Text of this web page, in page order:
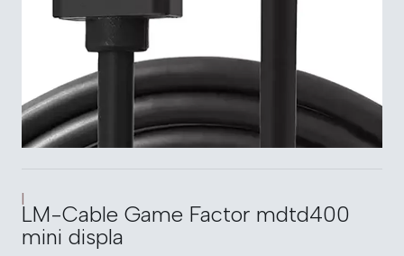
|
LM-Cable Game Factor mdtd400
mini displa